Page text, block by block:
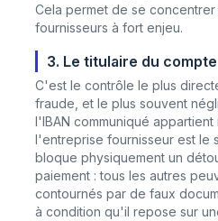
Cela permet de se concentrer
fournisseurs à fort enjeu.
3. Le titulaire du
C'est le contrôle le plus
fraude, et le plus souvent
l'IBAN communiqué appartient
l'entreprise fournisseur est le
bloque physiquement un
paiement : tous les autres
contournés par de faux
à condition qu'il repose sur